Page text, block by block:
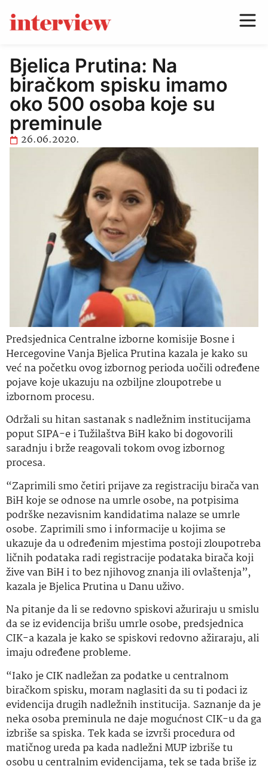
Bjelica Prutina: Na
biračkom spisku imamo
oko 500 osoba koje su
preminule
26.06.2020.
Predsjednica Centralne izborne komisije Bosne i
Hercegovine Vanja Bjelica Prutina kazala je kako su
već na početku ovog izbornog perioda uočili određene
pojave koje ukazuju na ozbiljne zloupotrebe u
izbornom procesu.
Održali su hitan sastanak s nadležnim institucijama
poput SIPA-e i Tužilaštva BiH kako bi dogovorili
saradnju i brže reagovali tokom ovog izbornog
procesa.
“Zaprimili smo četiri prijave za registraciju birača van
BiH koje se odnose na umrle osobe, na potpisima
podrške nezavisnim kandidatima nalaze se umrle
osobe. Zaprimili smo i informacije u kojima se
ukazuje da u određenim mjestima postoji zloupotreba
ličnih podataka radi registracije podataka birača koji
žive van BiH i to bez njihovog znanja ili ovlaštenja”,
kazala je Bjelica Prutina u Danu uživo.
Na pitanje da li se redovno spiskovi ažuriraju u smislu
da se iz evidencija brišu umrle osobe, predsjednica
CIK-a kazala je kako se spiskovi redovno ažiraraju, ali
imaju određene probleme.
“Iako je CIK nadležan za podatke u centralnom
biračkom spisku, moram naglasiti da su ti podaci iz
evidencija drugih nadležnih institucija. Saznanje da je
neka osoba preminula ne daje mogućnost CIK-u da ga
izbriše sa spiska. Tek kada se izvrši procedura od
matičnog ureda pa kada nadležni MUP izbriše tu
osobu u centralnim evidencijama, tek se tada briše iz